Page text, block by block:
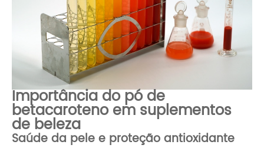
Importância do pó de
betacaroteno em suplementos
de beleza
Saúde da pele e proteção antioxidante